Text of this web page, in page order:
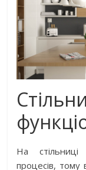
На стільниці
процесів, тому